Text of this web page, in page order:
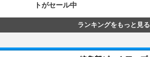
トがセール中
ランキングをもっと見る